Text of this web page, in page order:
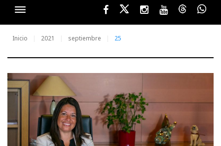
FacebookTwitterInstagram
YoutubeThreads
Inicio 2021 septiembre 25
Día:
25
septiembre